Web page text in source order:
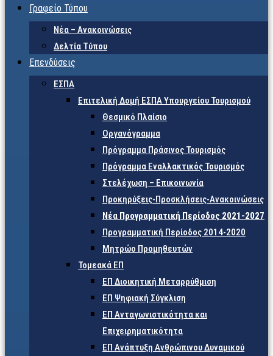
Γραφείο Τύπου
Νέα – Ανακοινώσεις
Δελτία Τύπου
Επενδύσεις
ΕΣΠΑ
Επιτελική Δομή ΕΣΠΑ Υπουργείου Τουρισμού
Θεσμικό Πλαίσιο
Οργανόγραμμα
Πρόγραμμα Πράσινος Τουρισμός
Πρόγραμμα Εναλλακτικός Τουρισμός
Στελέχωση – Επικοινωνία
Προκηρύξεις-Προσκλήσεις-Ανακοινώσεις
Νέα Προγραμματική Περίοδος 2021-2027
Προγραμματική Περίοδος 2014-2020
Μητρώο Προμηθευτών
Τομεακά ΕΠ
ΕΠ Διοικητική Μεταρρύθμιση
ΕΠ Ψηφιακή Σύγκλιση
ΕΠ Ανταγωνιστικότητα και
Επιχειρηματικότητα
ΕΠ Ανάπτυξη Ανθρώπινου Δυναμικού